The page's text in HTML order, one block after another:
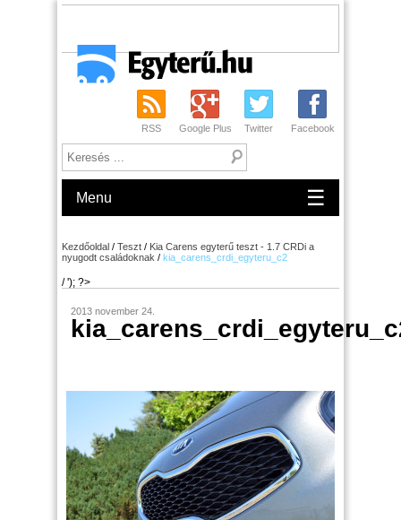
RSS Google Plus Twitter Facebook
Menu ☰
Kezdőoldal / Teszt / Kia Carens egyterű teszt - 1.7 CRDi a
nyugodt családoknak / kia_carens_crdi_egyteru_c2
/ '); ?>
2013 november 24.